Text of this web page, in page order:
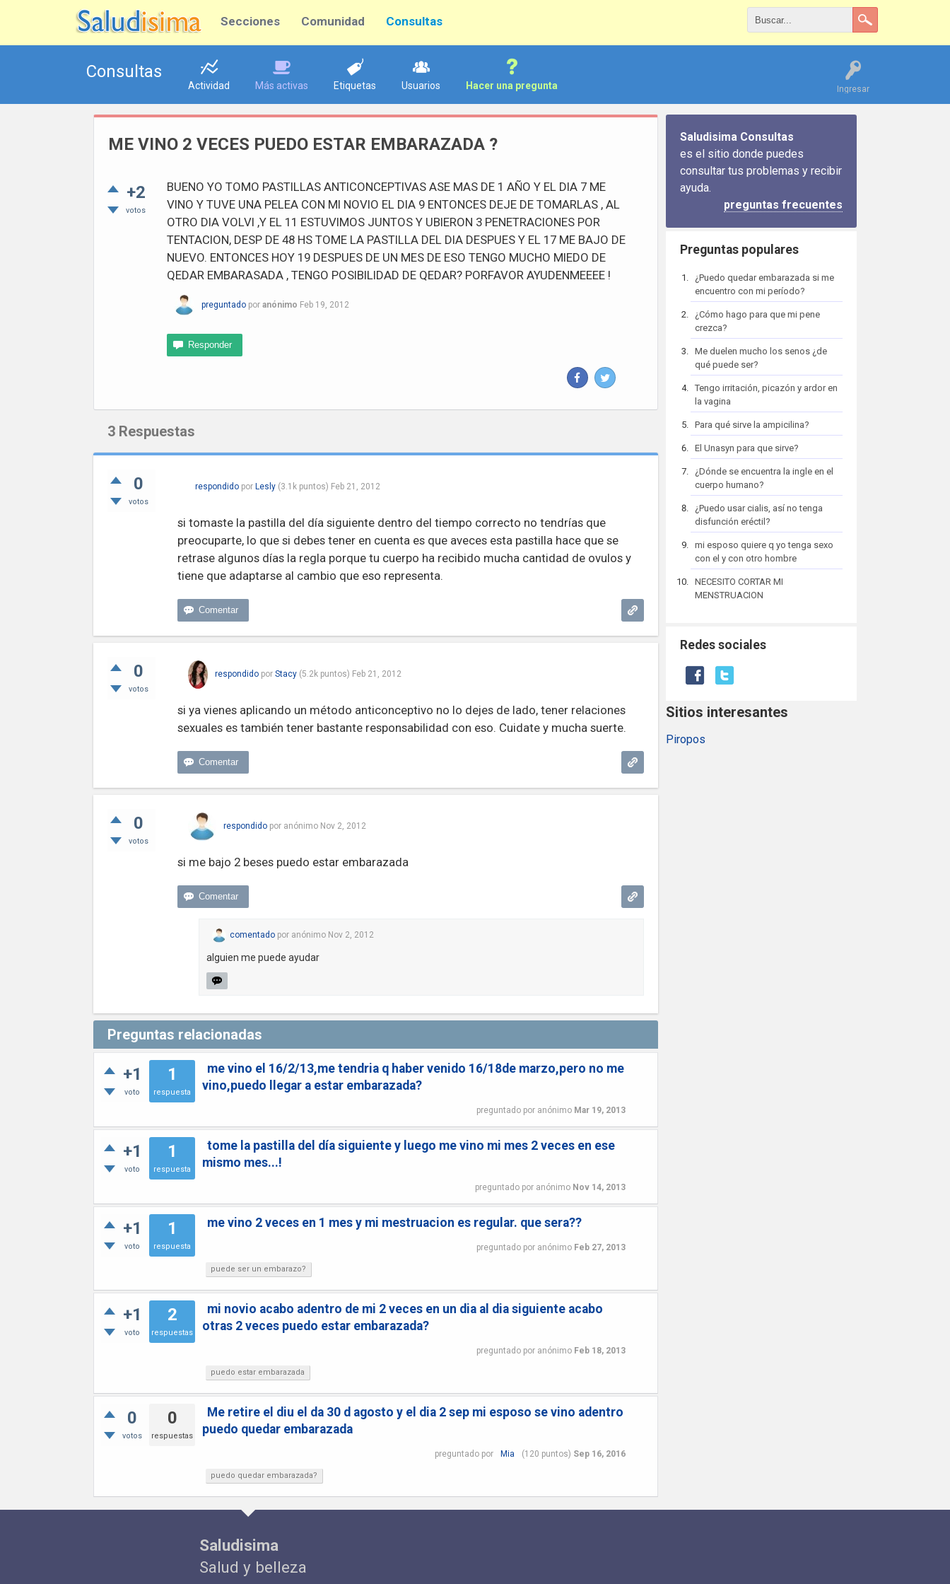
Secciones Comunidad Consultas
Ingresar
Consultas
Actividad Más activas Etiquetas Usuarios Hacer una pregunta
ME VINO 2 VECES PUEDO ESTAR EMBARAZADA ?
+2
votos
BUENO YO TOMO PASTILLAS ANTICONCEPTIVAS ASE MAS DE 1 AÑO Y EL DIA 7 ME
VINO Y TUVE UNA PELEA CON MI NOVIO EL DIA 9 ENTONCES DEJE DE TOMARLAS , AL
OTRO DIA VOLVI ,Y EL 11 ESTUVIMOS JUNTOS Y UBIERON 3 PENETRACIONES POR
TENTACION, DESP DE 48 HS TOME LA PASTILLA DEL DIA DESPUES Y EL 17 ME BAJO DE
NUEVO. ENTONCES HOY 19 DESPUES DE UN MES DE ESO TENGO MUCHO MIEDO DE
QEDAR EMBARASADA , TENGO POSIBILIDAD DE QEDAR? PORFAVOR AYUDENMEEEE !
preguntado por anónimo Feb 19, 2012
3 Respuestas
0
votos
respondido por Lesly (3.1kpuntos) Feb 21, 2012
si tomaste la pastilla del día siguiente dentro del tiempo correcto no tendrías que
preocuparte, lo que si debes tener en cuenta es que aveces esta pastilla hace que se
retrase algunos días la regla porque tu cuerpo ha recibido mucha cantidad de ovulos y
tiene que adaptarse al cambio que eso representa.
0
votos
respondido por Stacy (5.2kpuntos) Feb 21, 2012
si ya vienes aplicando un método anticonceptivo no lo dejes de lado, tener relaciones
sexuales es también tener bastante responsabilidad con eso. Cuidate y mucha suerte.
0
votos
respondido por anónimo Nov 2, 2012
si me bajo 2 beses puedo estar embarazada
comentado por anónimo Nov 2, 2012
alguien me puede ayudar
Preguntas relacionadas
+1
voto
1
respuesta
me vino el 16/2/13,me tendria q haber venido 16/18de marzo,pero no me
vino,puedo llegar a estar embarazada?
preguntado por anónimo Mar 19, 2013
+1
voto
1
respuesta
tome la pastilla del día siguiente y luego me vino mi mes 2 veces en ese
mismo mes...!
preguntado por anónimo Nov 14, 2013
+1
voto
1
respuesta
me vino 2 veces en 1 mes y mi mestruacion es regular. que sera??
preguntado por anónimo Feb 27, 2013
puede ser un embarazo?
+1
voto
2
respuestas
mi novio acabo adentro de mi 2 veces en un dia al dia siguiente acabo
otras 2 veces puedo estar embarazada?
preguntado por anónimo Feb 18, 2013
puedo estar embarazada
0
votos
0
respuestas
Me retire el diu el da 30 d agosto y el dia 2 sep mi esposo se vino adentro
puedo quedar embarazada
preguntado por Mia (120 puntos) Sep 16, 2016
puedo quedar embarazada?
Saludisima Consultas
es el sitio donde puedes
consultar tus problemas y recibir
ayuda.
preguntas frecuentes
Preguntas populares
¿Puedo quedar embarazada si me
encuentro con mi período?
¿Cómo hago para que mi pene
crezca?
Me duelen mucho los senos ¿de
qué puede ser?
Tengo irritación, picazón y ardor en
la vagina
Para qué sirve la ampicilina?
El Unasyn para que sirve?
¿Dónde se encuentra la ingle en el
cuerpo humano?
¿Puedo usar cialis, así no tenga
disfunción eréctil?
mi esposo quiere q yo tenga sexo
con el y con otro hombre
NECESITO CORTAR MI
MENSTRUACION
Redes sociales
Sitios interesantes
Piropos
Saludisima
Salud y belleza